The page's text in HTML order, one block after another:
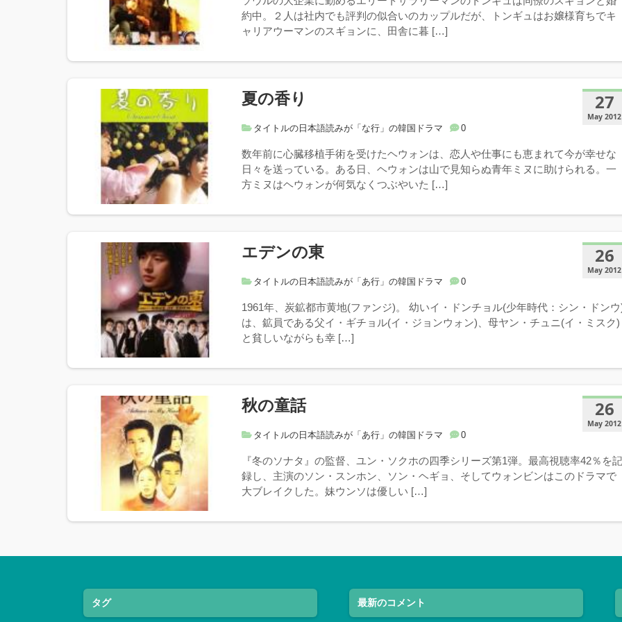
約中。２人は社内でも評判の似合いのカップルだが、トンギュはお嬢様育ちでキ
ャリアウーマンのスギョンに、田舎に暮 […]
27
May 2012
夏の香り
タイトルの日本語読みが「な行」の韓国ドラマ 0
数年前に心臓移植手術を受けたヘウォンは、恋人や仕事にも恵まれて今が幸せな
日々を送っている。ある日、ヘウォンは山で見知らぬ青年ミヌに助けられる。一
方ミヌはヘウォンが何気なくつぶやいた […]
26
May 2012
エデンの東
タイトルの日本語読みが「あ行」の韓国ドラマ 0
1961年、炭鉱都市黄地(ファンジ)。 幼いイ・ドンチョル(少年時代：シン・ドン
は、鉱員である父イ・ギチョル(イ・ジョンウォン)、母ヤン・チュニ(イ・ミスク)
と貧しいながらも幸 […]
26
May 2012
秋の童話
タイトルの日本語読みが「あ行」の韓国ドラマ 0
『冬のソナタ』の監督、ユン・ソクホの四季シリーズ第1弾。最高視聴率42％を
録し、主演のソン・スンホン、ソン・ヘギョ、そしてウォンビンはこのドラマで
大ブレイクした。妹ウンソは優しい […]
タグ 最新のコメント